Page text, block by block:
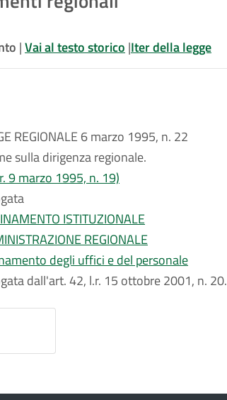
|Vai al testo storico |Iter della legge
REGIONALE 6 marzo 1995, n. 22
sulla dirigenza regionale.
9 marzo 1995, n. 19)
ISTITUZIONALE
REGIONALE
degli uffici e del personale
dall'art. 42, l.r. 15 ottobre 2001, n. 20.